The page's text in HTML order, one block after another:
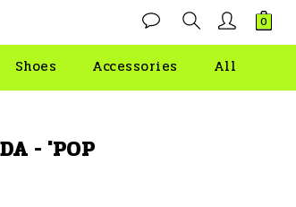
Shoes Accessories All
- 'POP